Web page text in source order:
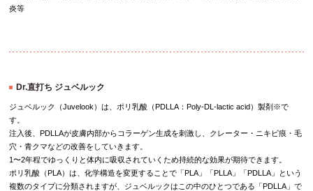
炎等
Dr.直打ち ジュベルック
ジュベルック（Juvelook）は、ポリ乳酸（PDLLA：Poly-DL-lactic acid）製剤※で
す。
注入後、PDLLAが皮膚内部からコラーゲン生成を刺激し、クレーター・ニキビ痕・毛
穴・青クマなどの改善をしていきます。
1〜2年程でゆっくりと体内に吸収されていくため持続的な効果が期待できます。
ポリ乳酸（PLA）は、化学構造を変更することで「PLA」「PLLA」「PDLLA」という
複数のタイプに分類されますが、ジュベルックはこの中のひとつである「PDLLA」で